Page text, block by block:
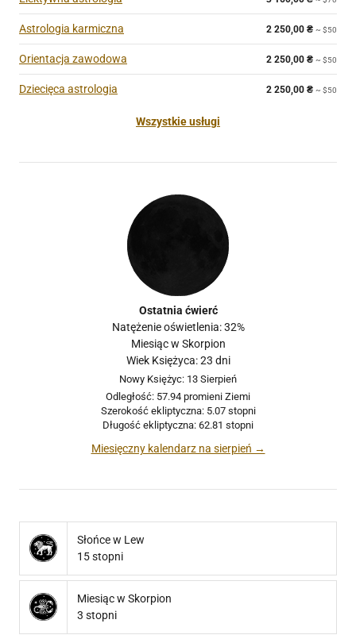
Astrologia karmiczna 2 250,00 ₴ ~ $50
Orientacja zawodowa 2 250,00 ₴ ~ $50
Dziecięca astrologia 2 250,00 ₴ ~ $50
Wszystkie usługi
Ostatnia ćwierć
Natężenie oświetlenia: 32%
Miesiąc w Skorpion
Wiek Księżyca: 23 dni
Nowy Księżyc: 13 Sierpień
Odległość: 57.94 promieni Ziemi
Szerokość ekliptyczna: 5.07 stopni
Długość ekliptyczna: 62.81 stopni
Miesięczny kalendarz na sierpień →
Słońce w Lew
15 stopni
Miesiąc w Skorpion
3 stopni